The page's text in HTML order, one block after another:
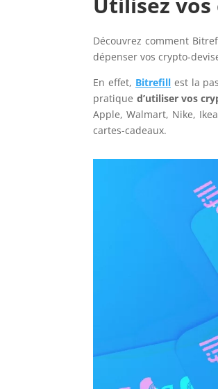
Découvrez comment
dépenser vos crypto-
En effet, Bitrefill est la
pratique d’utiliser vos
Apple, Walmart, Nike,
cartes-cadeaux.